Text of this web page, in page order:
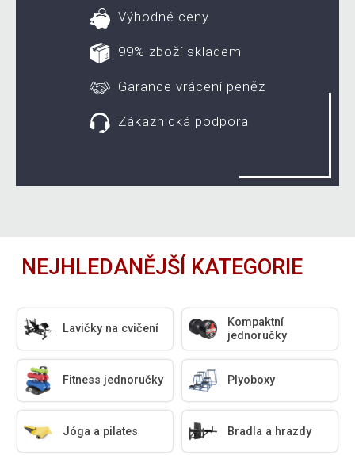
Výhodné ceny
99% zboží skladem
Garance vrácení peněz
Zákaznická podpora
NEJHLEDANĚJŠÍ KATEGORIE
Lavičky na cvičení
Kompaktní
jednoručky
Fitness jednoručky Plyoboxy
Jóga a pilates Bradla a hrazdy